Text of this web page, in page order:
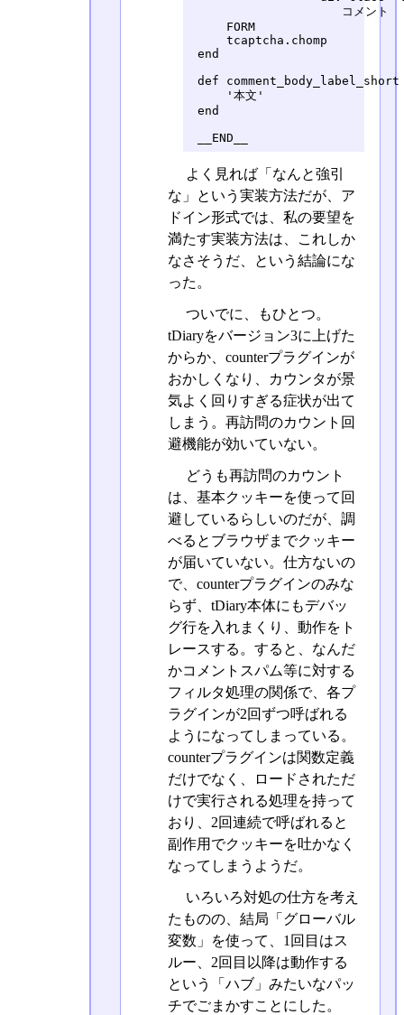
                     コメント
     FORM
     tcaptcha.chomp
end
def comment_body_label_short
'本文'
end
__END__
よく見れば「なんと強引
な」という実装方法だが、ア
ドイン形式では、私の要望を
満たす実装方法は、これしか
なさそうだ、という結論にな
った。
ついでに、もひとつ。
tDiaryをバージョン3に上げた
からか、counterプラグインが
おかしくなり、カウンタが景
気よく回りすぎる症状が出て
しまう。再訪問のカウント回
避機能が効いていない。
どうも再訪問のカウント
は、基本クッキーを使って回
避しているらしいのだが、調
べるとブラウザまでクッキー
が届いていない。仕方ないの
で、counterプラグインのみな
らず、tDiary本体にもデバッ
グ行を入れまくり、動作をト
レースする。すると、なんだ
かコメントスパム等に対する
フィルタ処理の関係で、各プ
ラグインが2回ずつ呼ばれる
ようになってしまっている。
counterプラグインは関数定義
だけでなく、ロードされただ
けで実行される処理を持って
おり、2回連続で呼ばれると
副作用でクッキーを吐かなく
なってしまうようだ。
いろいろ対処の仕方を考え
たものの、結局「グローバル
変数」を使って、1回目はス
ルー、2回目以降は動作する
という「ハブ」みたいなパッ
チでごまかすことにした。